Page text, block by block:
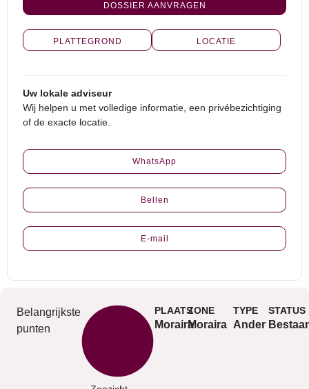
DOSSIER AANVRAGEN
PLATTEGROND LOCATIE
Uw lokale adviseur
Wij helpen u met volledige informatie, een privébezichtiging
of de exacte locatie.
WhatsApp
Bellen
E-mail
Belangrijkste
punten
PLAATS
Moraira
ZONE
Moraira
TYPE
Ander
STATUS